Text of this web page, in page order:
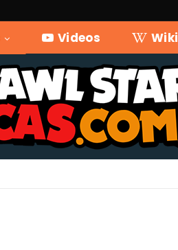
Videos Wiki